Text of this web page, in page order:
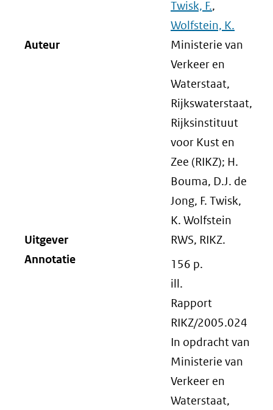
Twisk, F.,
Wolfstein, K.
Auteur
Ministerie van
Verkeer en
Waterstaat,
Rijkswaterstaat,
Rijksinstituut
voor Kust en
Zee (RIKZ); H.
Bouma, D.J. de
Jong, F. Twisk,
K. Wolfstein
Uitgever
RWS, RIKZ.
Annotatie
156 p.
ill.
Rapport
RIKZ/2005.024
In opdracht van
Ministerie van
Verkeer en
Waterstaat,